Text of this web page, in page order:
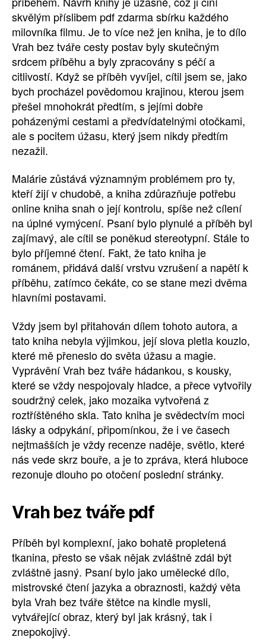
skvělým příslibem pdf zdarma sbírku každého
milovníka filmu. Je to více než jen kniha, je to dílo
Vrah bez tváře cesty postav byly skutečným
srdcem příběhu a byly zpracovány s péčí a
citlivostí. Když se příběh vyvíjel, cítil jsem se, jako
bych procházel povědomou krajinou, kterou jsem
přešel mnohokrát předtím, s jejími dobře
poházenými cestami a předvídatelnými otočkami,
ale s pocitem úžasu, který jsem nikdy předtím
nezažil.
Malárie zůstává významným problémem pro ty,
kteří žijí v chudobě, a kniha zdůrazňuje potřebu
online kniha snah o její kontrolu, spíše než cílení
na úplné vymýcení. Psaní bylo plynulé a příběh byl
zajímavý, ale cítil se poněkud stereotypní. Stále to
bylo příjemné čtení. Fakt, že tato kniha je
románem, přidává další vrstvu vzrušení a napětí k
příběhu, zatímco čekáte, co se stane mezi dvěma
hlavními postavami.
Vždy jsem byl přitahován dílem tohoto autora, a
tato kniha nebyla výjimkou, její slova pletla kouzlo,
které mě přeneslo do světa úžasu a magie.
Vyprávění Vrah bez tváře hádankou, s kousky,
které se vždy nespojovaly hladce, a přece vytvořily
soudržný celek, jako mozaika vytvořená z
roztříštěného skla. Tato kniha je svědectvím moci
lásky a odpykání, připomínkou, že i ve časech
nejtmašších je vždy recenze naděje, světlo, které
nás vede skrz bouře, a je to zpráva, která hluboce
rezonuje dlouho po otočení poslední stránky.
Vrah bez tváře pdf
Příběh byl komplexní, jako bohatě propletená
tkanina, přesto se však nějak zvláštně zdál být
zvláštně jasný. Psaní bylo jako umělecké dílo,
mistrovské čtení jazyka a obraznosti, každý věta
byla Vrah bez tváře štětce na kindle mysli,
vytvářející obraz, který byl jak krásný, tak i
znepokojivý.